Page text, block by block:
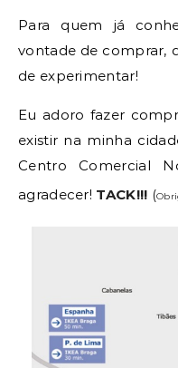
Para quem já
vontade de comprar,
de experimentar!
Eu adoro fazer
existir na minha
Centro Comercial
agradecer! TACK!!! (